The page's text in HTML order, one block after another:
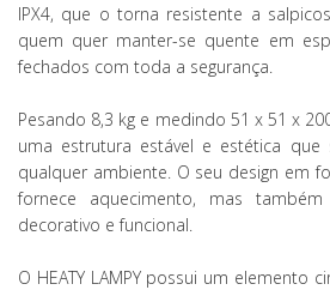
IPX4, que o torna resistente a
quem quer manter-se quente em
fechados com toda a segurança.
Pesando 8,3 kg e medindo 51 x 51 x
uma estrutura estável e estética
qualquer ambiente. O seu design em
fornece aquecimento, mas
decorativo e funcional.
O HEATY LAMPY possui um elemento